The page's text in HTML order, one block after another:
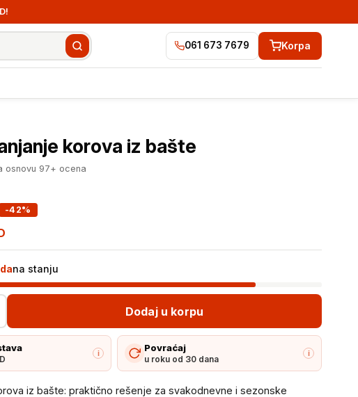
061 673 7679 Korpa
korova iz bašte
osnovu 97+ ocena
-42%
na stanju
Dodaj u korpu
i
Povraćaj
u roku od 30 dana
i
iz bašte: praktično rešenje za svakodnevne i sezonske
1.449 RSD Dodaj u korpu